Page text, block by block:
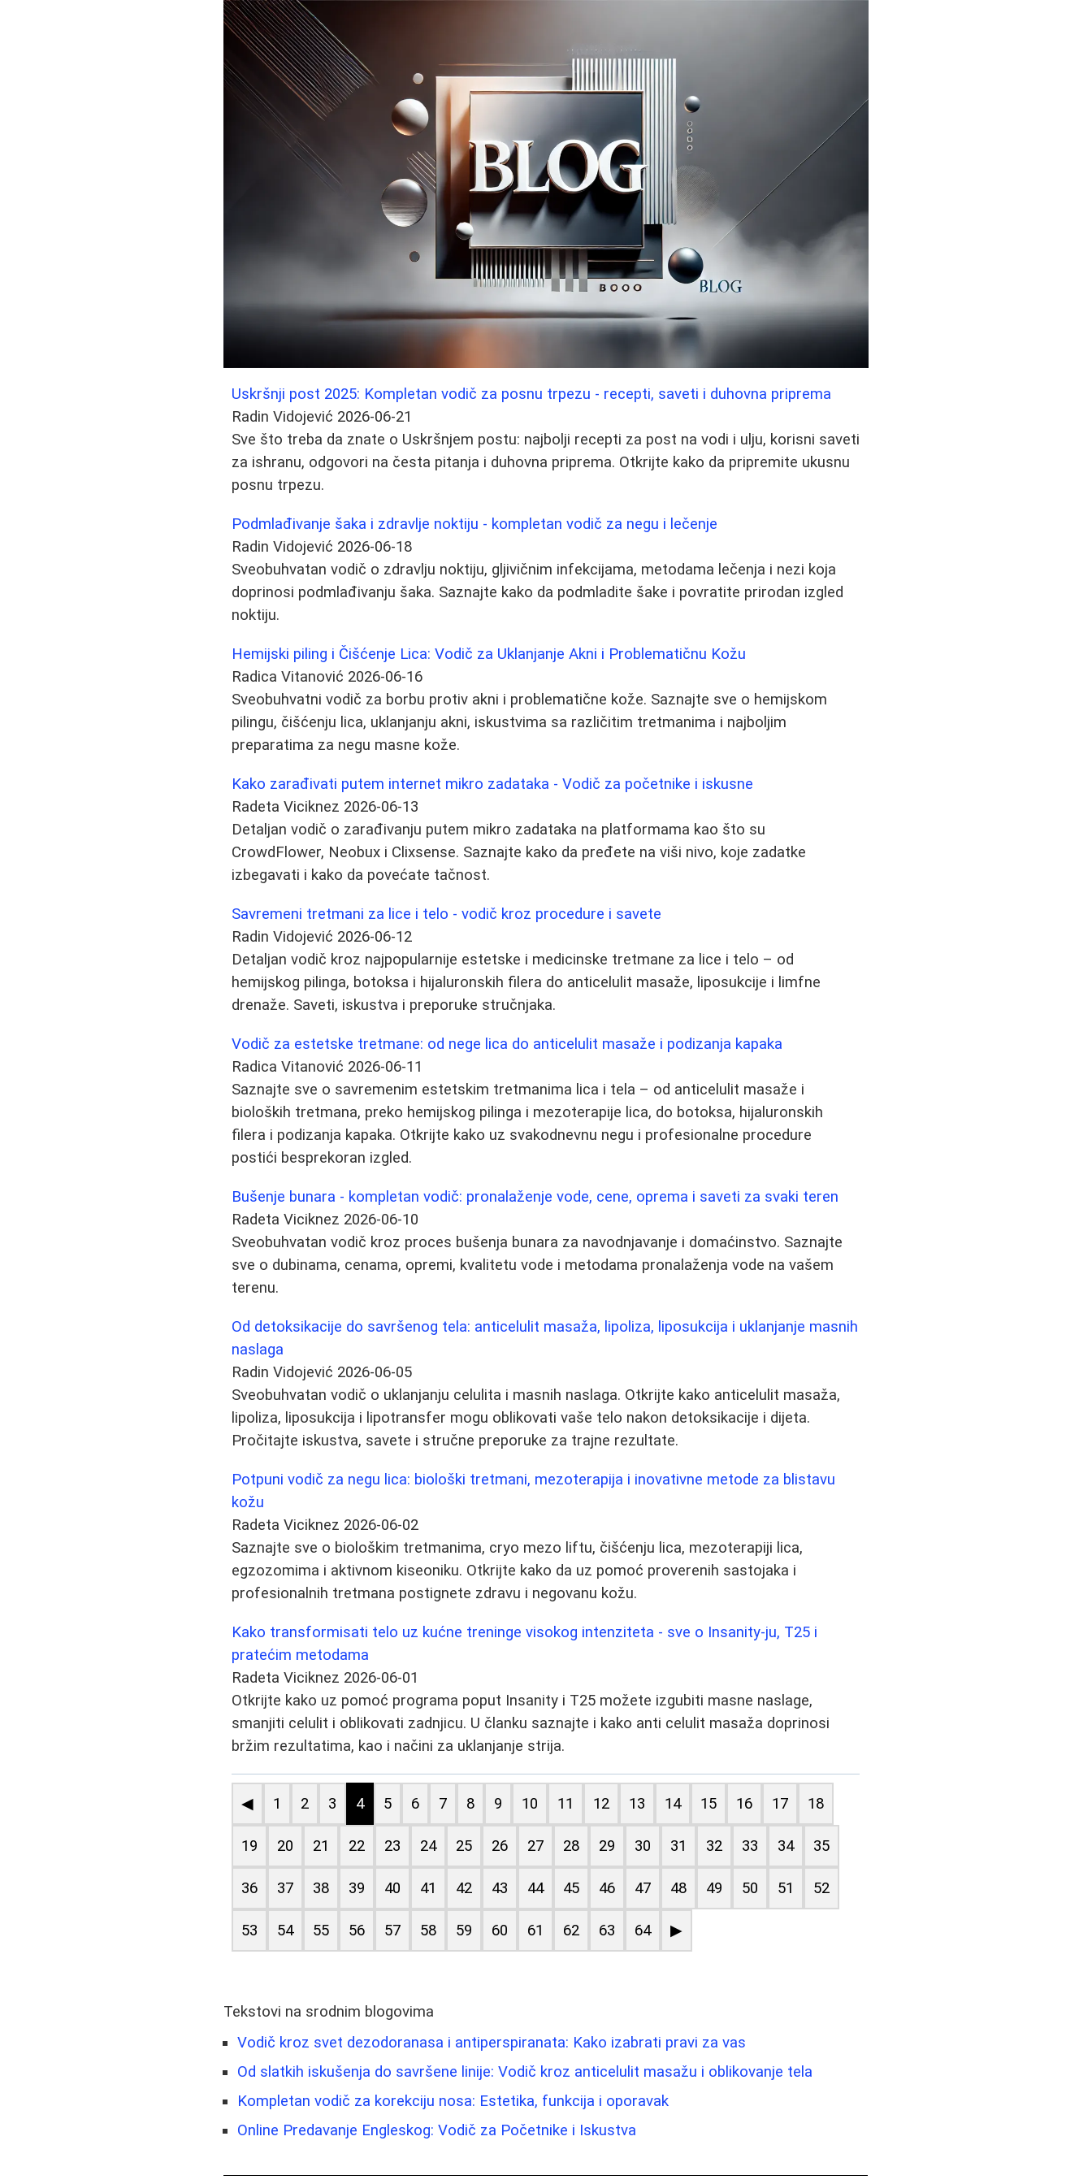
Uskršnji post 2025: Kompletan vodič za posnu trpezu - recepti, saveti i duhovna priprema
Radin Vidojević 2026-06-21
Sve što treba da znate o Uskršnjem postu: najbolji recepti za post na vodi i ulju, korisni saveti
za ishranu, odgovori na česta pitanja i duhovna priprema. Otkrijte kako da pripremite ukusnu
posnu trpezu.
Podmlađivanje šaka i zdravlje noktiju - kompletan vodič za negu i lečenje
Radin Vidojević 2026-06-18
Sveobuhvatan vodič o zdravlju noktiju, gljivičnim infekcijama, metodama lečenja i nezi koja
doprinosi podmlađivanju šaka. Saznajte kako da podmladite šake i povratite prirodan izgled
noktiju.
Hemijski piling i Čišćenje Lica: Vodič za Uklanjanje Akni i Problematičnu Kožu
Radica Vitanović 2026-06-16
Sveobuhvatni vodič za borbu protiv akni i problematične kože. Saznajte sve o hemijskom
pilingu, čišćenju lica, uklanjanju akni, iskustvima sa različitim tretmanima i najboljim
preparatima za negu masne kože.
Kako zarađivati putem internet mikro zadataka - Vodič za početnike i iskusne
Radeta Viciknez 2026-06-13
Detaljan vodič o zarađivanju putem mikro zadataka na platformama kao što su
CrowdFlower, Neobux i Clixsense. Saznajte kako da pređete na viši nivo, koje zadatke
izbegavati i kako da povećate tačnost.
Savremeni tretmani za lice i telo - vodič kroz procedure i savete
Radin Vidojević 2026-06-12
Detaljan vodič kroz najpopularnije estetske i medicinske tretmane za lice i telo – od
hemijskog pilinga, botoksa i hijaluronskih filera do anticelulit masaže, liposukcije i limfne
drenaže. Saveti, iskustva i preporuke stručnjaka.
Vodič za estetske tretmane: od nege lica do anticelulit masaže i podizanja kapaka
Radica Vitanović 2026-06-11
Saznajte sve o savremenim estetskim tretmanima lica i tela – od anticelulit masaže i
bioloških tretmana, preko hemijskog pilinga i mezoterapije lica, do botoksa, hijaluronskih
filera i podizanja kapaka. Otkrijte kako uz svakodnevnu negu i profesionalne procedure
postići besprekoran izgled.
Bušenje bunara - kompletan vodič: pronalaženje vode, cene, oprema i saveti za svaki teren
Radeta Viciknez 2026-06-10
Sveobuhvatan vodič kroz proces bušenja bunara za navodnjavanje i domaćinstvo. Saznajte
sve o dubinama, cenama, opremi, kvalitetu vode i metodama pronalaženja vode na vašem
terenu.
Od detoksikacije do savršenog tela: anticelulit masaža, lipoliza, liposukcija i uklanjanje masnih
naslaga
Radin Vidojević 2026-06-05
Sveobuhvatan vodič o uklanjanju celulita i masnih naslaga. Otkrijte kako anticelulit masaža,
lipoliza, liposukcija i lipotransfer mogu oblikovati vaše telo nakon detoksikacije i dijeta.
Pročitajte iskustva, savete i stručne preporuke za trajne rezultate.
Potpuni vodič za negu lica: biološki tretmani, mezoterapija i inovativne metode za blistavu
kožu
Radeta Viciknez 2026-06-02
Saznajte sve o biološkim tretmanima, cryo mezo liftu, čišćenju lica, mezoterapiji lica,
egzozomima i aktivnom kiseoniku. Otkrijte kako da uz pomoć proverenih sastojaka i
profesionalnih tretmana postignete zdravu i negovanu kožu.
Kako transformisati telo uz kućne treninge visokog intenziteta - sve o Insanity-ju, T25 i
pratećim metodama
Radeta Viciknez 2026-06-01
Otkrijte kako uz pomoć programa poput Insanity i T25 možete izgubiti masne naslage,
smanjiti celulit i oblikovati zadnjicu. U članku saznajte i kako anti celulit masaža doprinosi
bržim rezultatima, kao i načini za uklanjanje strija.
◀ 1 2 3 4 5 6 7 8 9 10 11 12 13 14 15 16 17 18
19 20 21 22 23 24 25 26 27 28 29 30 31 32 33 34 35
36 37 38 39 40 41 42 43 44 45 46 47 48 49 50 51 52
53 54 55 56 57 58 59 60 61 62 63 64 ▶
Tekstovi na srodnim blogovima
Vodič kroz svet dezodoranasa i antiperspiranata: Kako izabrati pravi za vas
Od slatkih iskušenja do savršene linije: Vodič kroz anticelulit masažu i oblikovanje tela
Kompletan vodič za korekciju nosa: Estetika, funkcija i oporavak
Online Predavanje Engleskog: Vodič za Početnike i Iskustva